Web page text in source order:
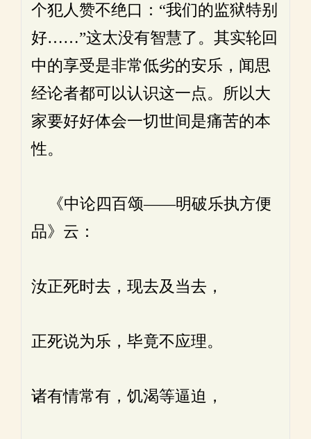
个犯人赞不绝口：“我们的监狱特别
好……”这太没有智慧了。其实轮回
中的享受是非常低劣的安乐，闻思
经论者都可以认识这一点。所以大
家要好好体会一切世间是痛苦的本
性。
《中论四百颂——明破乐执方便
品》云：
汝正死时去，现去及当去，
正死说为乐，毕竟不应理。
诸有情常有，饥渴等逼迫，